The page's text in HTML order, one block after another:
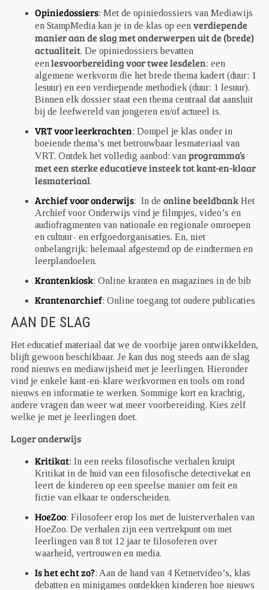
Opiniedossiers: Met de opiniedossiers van Mediawijs
en StampMedia kan je in de klas op een verdiepende
manier aan de slag met onderwerpen uit de (brede)
actualiteit. De opiniedossiers bevatten
een lesvoorbereiding voor twee lesdelen: een
algemene werkvorm die het brede thema kadert (duur: 1
lesuur) en een verdiepende methodiek (duur: 1 lesuur).
Binnen elk dossier staat een thema centraal dat aansluit
bij de leefwereld van jongeren en/of actueel is.
VRT voor leerkrachten: Dompel je klas onder in
boeiende thema’s met betrouwbaar lesmateriaal van
VRT. Ontdek het volledig aanbod: van programma’s
met een sterke educatieve insteek tot kant-en-klaar
lesmateriaal.
Archief voor onderwijs: In de online beeldbank Het
Archief voor Onderwijs vind je filmpjes, video’s en
audiofragmenten van nationale en regionale omroepen
en cultuur- en erfgoedorganisaties. En, niet
onbelangrijk: helemaal afgestemd op de eindtermen en
leerplandoelen.
Krantenkiosk: Online kranten en magazines in de bib
Krantenarchief: Online toegang tot oudere publicaties
AAN DE SLAG
Het educatief materiaal dat we de voorbije jaren ontwikkelden,
blijft gewoon beschikbaar. Je kan dus nog steeds aan de slag
rond nieuws en mediawijsheid met je leerlingen. Hieronder
vind je enkele kant-en-klare werkvormen en tools om rond
nieuws en informatie te werken. Sommige kort en krachtig,
andere vragen dan weer wat meer voorbereiding. Kies zelf
welke je met je leerlingen doet.
Lager onderwijs
Kritikat: In een reeks filosofische verhalen kruipt
Kritikat in de huid van een filosofische detectivekat en
leert de kinderen op een speelse manier om feit en
fictie van elkaar te onderscheiden.
HoeZoo: Filosofeer erop los met de luisterverhalen van
HoeZoo. De verhalen zijn een vertrekpunt om met
leerlingen van 8 tot 12 jaar te filosoferen over
waarheid, vertrouwen en media.
Is het echt zo?: Aan de hand van 4 Ketnetvideo’s, klas
debatten en minigames ontdekken kinderen hoe nieuws